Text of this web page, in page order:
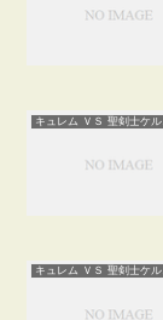
キ
キ